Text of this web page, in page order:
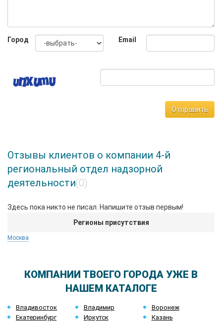
Город Email
Отправить
Отзывы клиентов о компании 4-й
региональный отдел надзорной
деятельности(0)
Здесь пока никто не писал. Напишите отзыв первым!
Регионы присутствия
Москва
КОМПАНИИ ТВОЕГО ГОРОДА УЖЕ В
НАШЕМ КАТАЛОГЕ
Владивосток Владимир
Воронеж
Екатеринбург
Иркутск
Казань